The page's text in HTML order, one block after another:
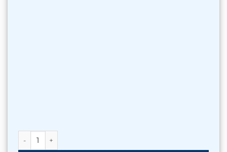
AutoPot 8Pot XL Systeem aantal